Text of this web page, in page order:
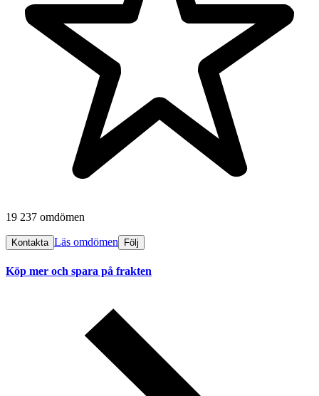
19 237 omdömen
Kontakta Läs omdömen Följ
Köp mer och spara på frakten